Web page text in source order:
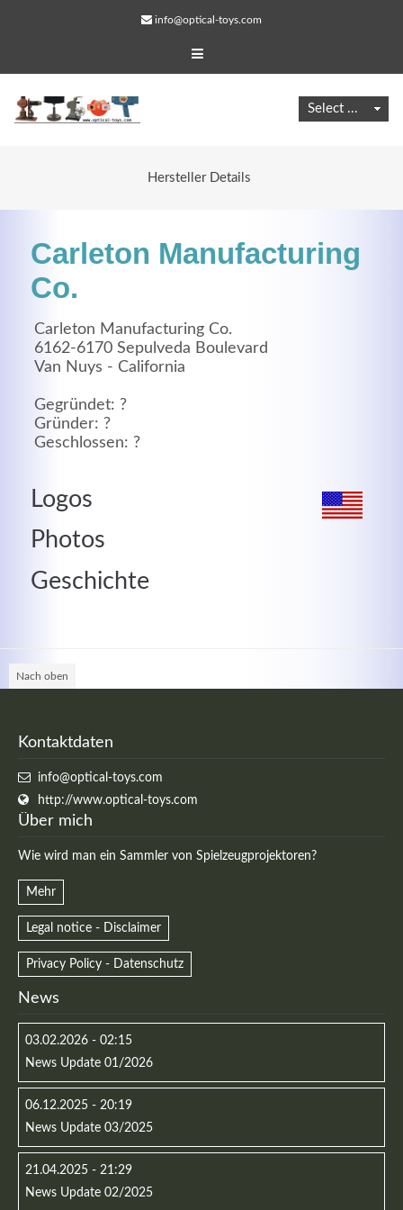
info@optical-toys.com
Hersteller Details
Carleton Manufacturing
Co.
Carleton Manufacturing Co.
6162-6170 Sepulveda Boulevard
Van Nuys - California
Gegründet: ?
Gründer: ?
Geschlossen: ?
Logos
Photos
Geschichte
Nach oben
Kontaktdaten
info@optical-toys.com
http://www.optical-toys.com
Über mich
Wie wird man ein Sammler von Spielzeugprojektoren?
Mehr
Legal notice - Disclaimer
Privacy Policy - Datenschutz
News
03.02.2026 - 02:15
News Update 01/2026
06.12.2025 - 20:19
News Update 03/2025
21.04.2025 - 21:29
News Update 02/2025
Web Projects
Lorem ipsum dolor sit amet, consectetuer adipiscing
Lorem ipsum dolor sit amet, consectetuer adipiscing
MEHR INFOS
Modern & Simple
Lorem ipsum dolor sit amet, consectetuer adipiscing
elit. Aenean commodo ligula eget dolor.